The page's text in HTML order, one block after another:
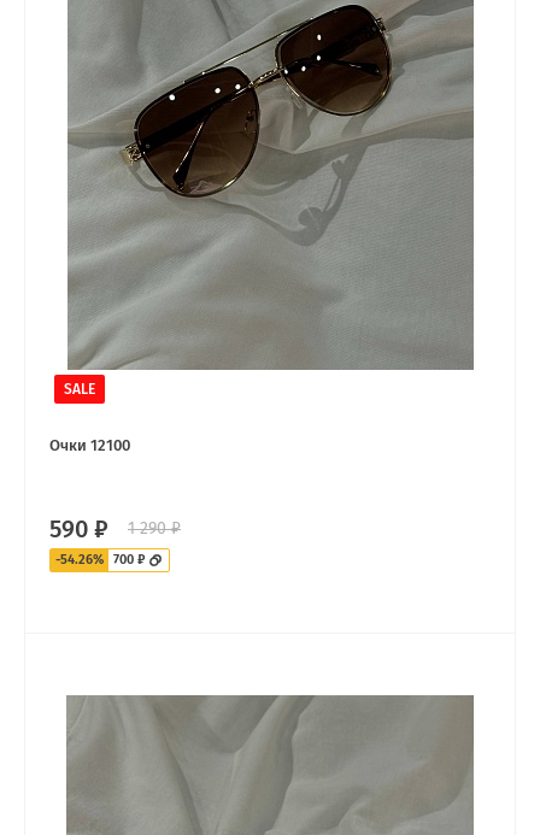
SALE
Очки 12100
590 ₽ 1 290 ₽
-54.26% 700 ₽